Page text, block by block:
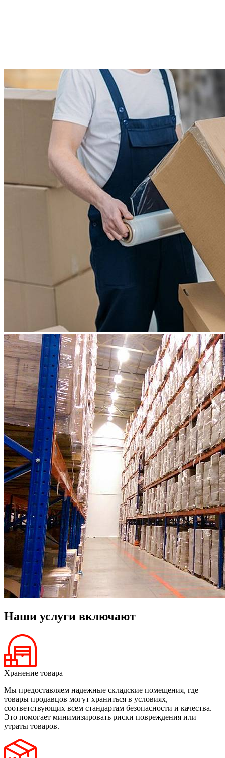
Наши услуги включают
Хранение товара
Мы предоставляем надежные складские помещения, где
товары продавцов могут храниться в условиях,
соответствующих всем стандартам безопасности и качества.
Это помогает минимизировать риски повреждения или
утраты товаров.